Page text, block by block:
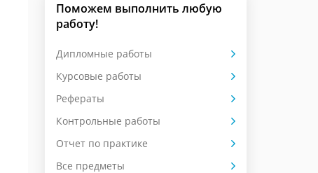
Поможем выполнить любую
работу!
Дипломные работы
Курсовые работы
Рефераты
Контрольные работы
Отчет по практике
Все предметы